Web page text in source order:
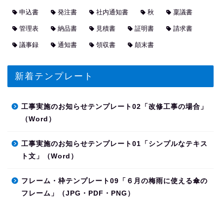
申込書 発注書 社内通知書 秋 稟議書
管理表 納品書 見積書 証明書 請求書
議事録 通知書 領収書 顛末書
新着テンプレート
工事実施のお知らせテンプレート02「改修工事の場合」
（Word）
工事実施のお知らせテンプレート01「シンプルなテキス
ト文」（Word）
フレーム・枠テンプレート09「６月の梅雨に使える傘の
フレーム」（JPG・PDF・PNG）